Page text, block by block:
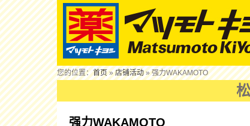
您的位置：首页»店铺活动» 强力WAKAMOTO
强力WAKAMOTO